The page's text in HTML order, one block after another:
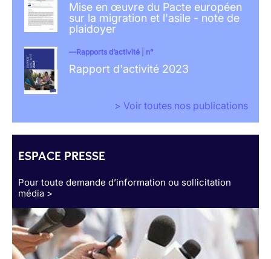
Mise en œuvre du Pacte européen
sur la migration et l'asile - note de
plaidoyer
Rapports d’activité | n°
Rapport d'activité 2023
> Voir toutes nos publications
ESPACE PRESSE
Pour toute demande d’information ou sollicitation
média >